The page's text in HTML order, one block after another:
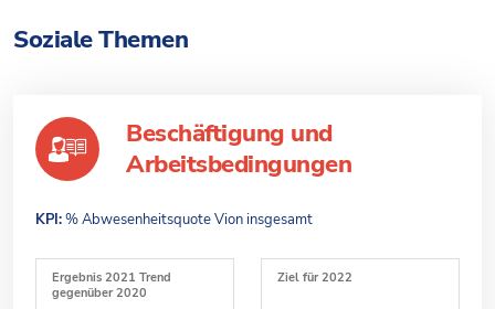
Soziale Themen
Beschäftigung und
Arbeitsbedingungen
KPI:% Abwesenheitsquote Vion insgesamt
Ergebnis 2021 Trend
gegenüber 2020
Ziel für 2022